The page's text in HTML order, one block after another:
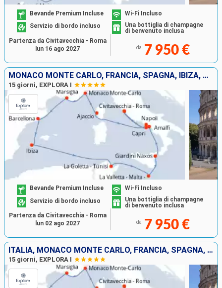
Bevande Premium Incluse
Wi-Fi Incluso
Servizio di bordo incluso
Una bottiglia di champagne
di benvenuto inclusa
da 7 950 €
Partenza da Civitavecchia - Roma
lun 16 ago 2027
MONACO MONTE CARLO, FRANCIA, SPAGNA, IBIZA, TUNISIA, MALTA, ITALIA
15 giorni, EXPLORA I
Bevande Premium Incluse
Wi-Fi Incluso
Servizio di bordo incluso
Una bottiglia di champagne
di benvenuto inclusa
da 7 950 €
Partenza da Civitavecchia - Roma
lun 02 ago 2027
ITALIA, MONACO MONTE CARLO, FRANCIA, SPAGNA, IBIZA, TUNISIA, MALTA
15 giorni, EXPLORA I